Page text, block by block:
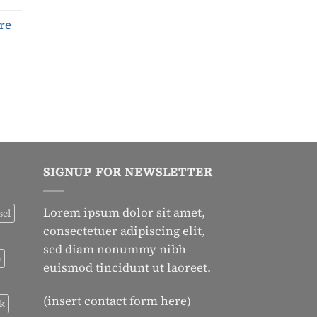
SIGNUP FOR NEWSLETTER
Lorem ipsum dolor sit amet,
consectetuer adipiscing elit,
sed diam nonummy nibh
euismod tincidunt ut laoreet.
(insert contact form here)